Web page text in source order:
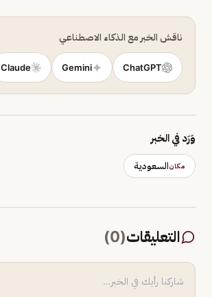
ناقش الخبر مع الذكاء الاصطناعي
ChatGPT
Gemini
Claude
وَرَد في الخبر
مكانالسعودية
التعليقات(
0
)